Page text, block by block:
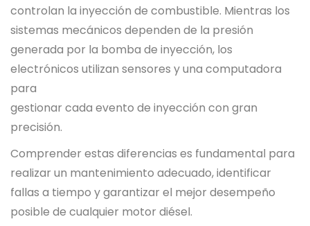
controlan la inyección de combustible. Mientras los
sistemas mecánicos dependen de la presión
generada por la bomba de inyección, los
electrónicos utilizan sensores y una computadora
para
gestionar cada evento de inyección con gran
precisión.
Comprender estas diferencias es fundamental para
realizar un mantenimiento adecuado, identificar
fallas a tiempo y garantizar el mejor desempeño
posible de cualquier motor diésel.